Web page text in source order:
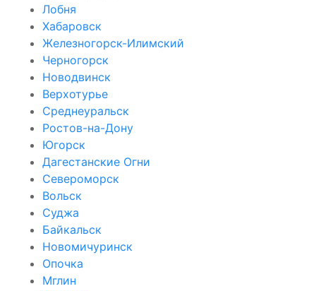
Лобня
Хабаровск
Железногорск-Илимский
Черногорск
Новодвинск
Верхотурье
Среднеуральск
Ростов-на-Дону
Югорск
Дагестанские Огни
Североморск
Вольск
Суджа
Байкальск
Новомичуринск
Опочка
Мглин